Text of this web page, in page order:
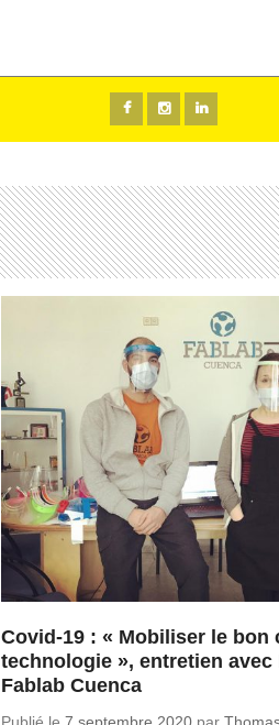
Covid-19 : « Mobiliser le bon
technologie », entretien avec
Fablab Cuenca